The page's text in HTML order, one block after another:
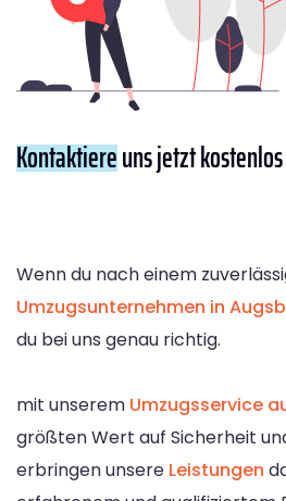
Kontaktiereuns jetzt
Wenn du nach einem
Umzugsunternehmen in
du bei uns genau richtig.
mit unserem Umzugsservice
größten Wert auf Sicherheit
erbringen unsere Leistungen